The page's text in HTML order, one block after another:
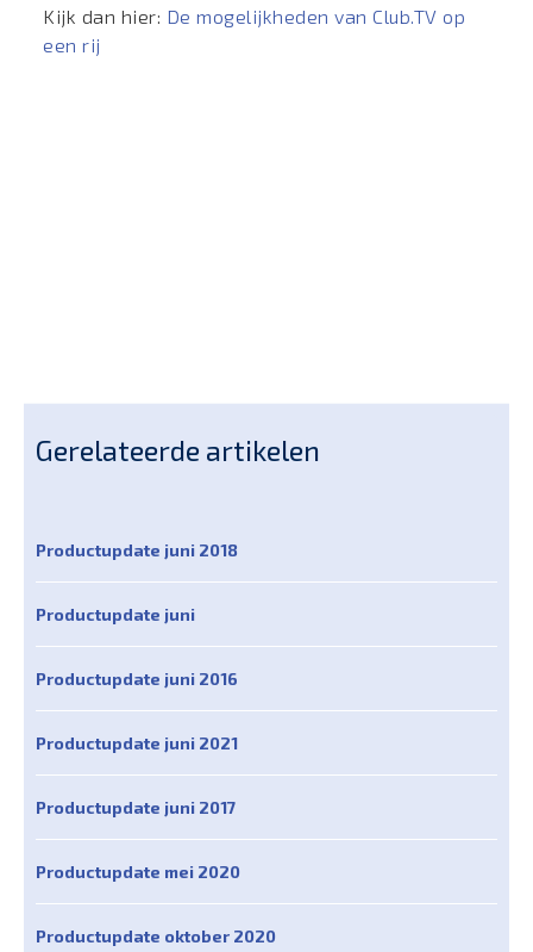
Kijk dan hier: De mogelijkheden van Club.TV op
een rij
Gerelateerde artikelen
Productupdate juni 2018
Productupdate juni
Productupdate juni 2016
Productupdate juni 2021
Productupdate juni 2017
Productupdate mei 2020
Productupdate oktober 2020